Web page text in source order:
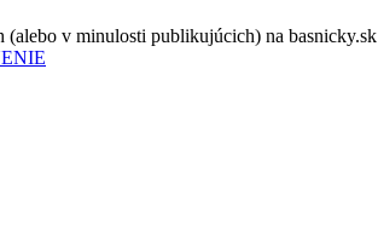
v minulosti publikujúcich) na basnicky.sk